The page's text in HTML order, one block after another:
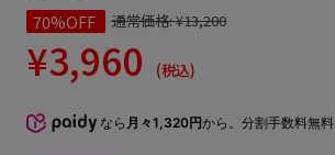
70%OFF 通常価格:¥13,200
¥3,960 (税込)
なら 月々1,320円から。分割手数料無料